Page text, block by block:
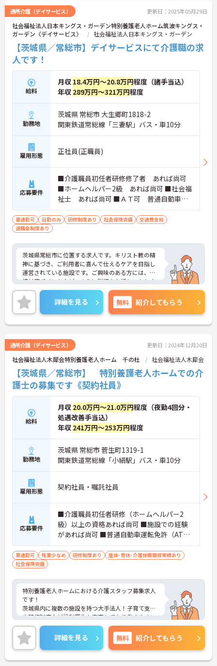
通所介護（デイサービス） 更新日：2025年05月29日
社会福祉法人日本キングス・ガーデン特別養護老人ホーム筑波キングス・
ガーデン〈デイサービス〉
社会福祉法人日本キングス・ガーデン
【茨城県／常総市】デイサービスにて介護職の求
人です！
給料
月収 18.4万円～20.8万円程度（諸手当込）
年収 289万円～321万円程度
勤務地
茨城県 常総市 大生郷町1818-2
関東鉄道常総線「三妻駅」バス・車10分
雇用形態 正社員(正職員)
応募要件
■介護職員初任者研修修了者 あれば尚可
■ホームヘルパー2級 あれば尚可 ■社会福
祉士 あれば尚可 ■ＡＴ可 普通自動車運
転免許 必須（ＡＴ限定可）
車通勤可 日勤のみ 研修制度あり 社会保険完備
交通費支給
退職金制度あり
茨城県常総市に位置する求人です。キリスト教の精
神に基づき、ご利用者に喜んで仕えるケアを目指し
運営されている施設です。ご興味のある方には、面
接対策ポイントなど、さらに詳細をお話しいたしま
すので、お気軽にご相談ください。
詳細を見る 無料 紹介してもらう
通所介護（デイサービス） 更新日：2024年12月20日
社会福祉法人木犀会特別養護老人ホーム 千の杜 社会福祉法人木犀会
【茨城県／常総市】 特別養護老人ホームでの介
護士の募集です《契約社員》
給料
月収 20.0万円～21.0万円程度（夜勤4回分・
処遇改善手当込）
年収 241万円～253万円程度
勤務地
茨城県 常総市 菅生町1319-1
関東鉄道常総線「小絹駅」バス・車10分
雇用形態 契約社員・嘱託社員
応募要件
■介護職員初任者研修（ホームヘルパー2
級）以上の資格あれば尚可 ■施設での経験
があれば尚可 ■普通自動車運転免許（AT限
定可）
車通勤可 残業少なめ 研修制度あり
産休･育休･介護休暇取得実績あり
社会保険完備
特別養護老人ホームにおける介護スタッフ募集求人
です！
茨城県内に複数の施設を持つ大手法人！子育て支援
や研修制度など福利厚生も充実しており働きやすい
環境です！
ご興味ある方には、面接のポイントなど、さらに詳
細をお話致しますのでお気軽にご相談ください。
詳細を見る 無料 紹介してもらう